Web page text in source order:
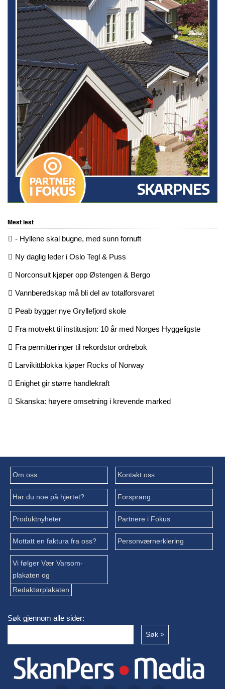
Mest lest
- Hyllene skal bugne, med sunn fornuft
Ny daglig leder i Oslo Tegl & Puss
Norconsult kjøper opp Østengen & Bergo
Vannberedskap må bli del av totalforsvaret
Peab bygger nye Gryllefjord skole
Fra motvekt til institusjon: 10 år med Norges Hyggeligste
Fra permitteringer til rekordstor ordrebok
Larvikittblokka kjøper Rocks of Norway
Enighet gir større handlekraft
Skanska: høyere omsetning i krevende marked
Om oss Kontakt oss
Har du noe på hjertet? Forsprang
Produktnyheter Partnere i Fokus
Mottatt en faktura fra oss? Personværnerklering
Vi følger Vær Varsom-
plakaten og
Redaktørplakaten
Søk gjennom alle sider: